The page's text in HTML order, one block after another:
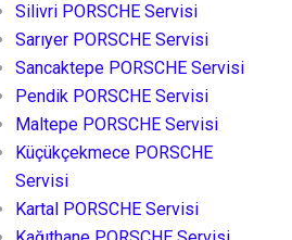
Silivri PORSCHE Servisi
Sarıyer PORSCHE Servisi
Sancaktepe PORSCHE Servisi
Pendik PORSCHE Servisi
Maltepe PORSCHE Servisi
Küçükçekmece PORSCHE
Servisi
Kartal PORSCHE Servisi